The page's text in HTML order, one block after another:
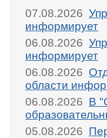
07.08.2026
информирует
06.08.2026
информирует
06.08.2026
области
06.08.2026 В
05.08.2026